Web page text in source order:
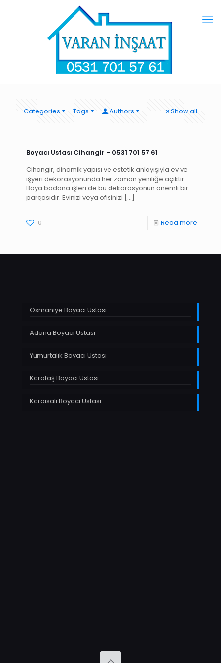
Categories Tags Authors Show all
Boyacı Ustası Cihangir – 0531 701 57 61
Cihangir, dinamik yapısı ve estetik anlayışıyla ev ve
işyeri dekorasyonunda her zaman yeniliğe açıktır.
Boya badana işleri de bu dekorasyonun önemli bir
parçasıdır. Evinizi veya ofisinizi […]
0 Read more
Osmaniye Boyacı Ustası
Adana Boyacı Ustası
Yumurtalık Boyacı Ustası
Karataş Boyacı Ustası
Karaisalı Boyacı Ustası